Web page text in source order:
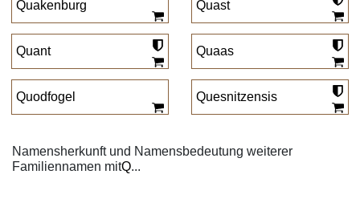
Quakenburg Quast
Quant Quaas
Quodfogel Quesnitzensis
Namensherkunft und Namensbedeutung weiterer
Familiennamen mitQ...